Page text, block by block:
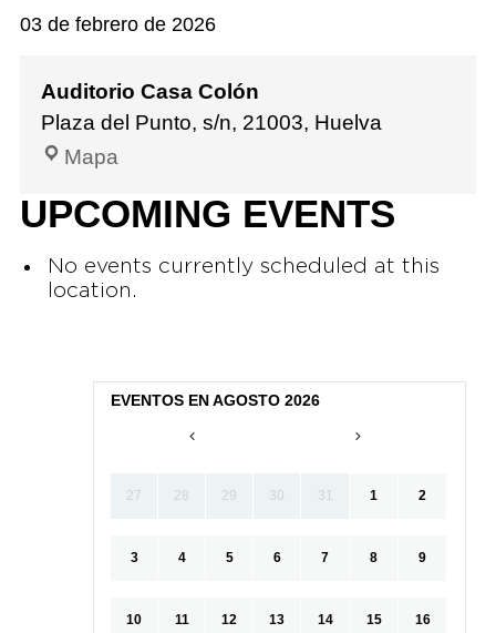
03 de febrero de 2026
Auditorio Casa Colón
Plaza del Punto, s/n, 21003, Huelva
Mapa
UPCOMING EVENTS
No events currently scheduled at this
location.
EVENTOS EN AGOSTO 2026
27 28 29 30 31 1 2
3 4 5 6 7 8 9
10 11 12 13 14 15 16